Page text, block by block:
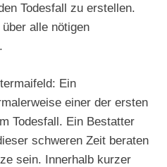
Todesfall zu erstellen.
alle nötigen
Ein
einer der ersten
Todesfall. Ein Bestatter
schweren Zeit beraten
sein. Innerhalb kurzer